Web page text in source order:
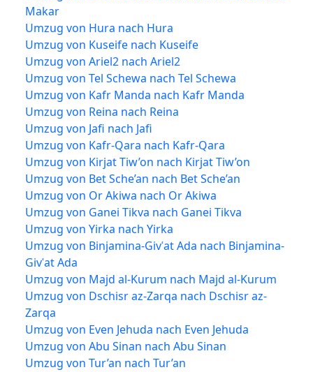
Makar
Umzug von Hura nach Hura
Umzug von Kuseife nach Kuseife
Umzug von Ariel2 nach Ariel2
Umzug von Tel Schewa nach Tel Schewa
Umzug von Kafr Manda nach Kafr Manda
Umzug von Reina nach Reina
Umzug von Jafi nach Jafi
Umzug von Kafr-Qara nach Kafr-Qara
Umzug von Kirjat Tiw’on nach Kirjat Tiw’on
Umzug von Bet Sche’an nach Bet Sche’an
Umzug von Or Akiwa nach Or Akiwa
Umzug von Ganei Tikva nach Ganei Tikva
Umzug von Yirka nach Yirka
Umzug von Binjamina-Givʿat Ada nach Binjamina-
Givʿat Ada
Umzug von Majd al-Kurum nach Majd al-Kurum
Umzug von Dschisr az-Zarqa nach Dschisr az-
Zarqa
Umzug von Even Jehuda nach Even Jehuda
Umzug von Abu Sinan nach Abu Sinan
Umzug von Tur’an nach Tur’an